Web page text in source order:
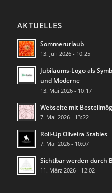
AKTUELLES
Sommerurlaub
13. Juli 2026 - 10:25
Jubiläums-Logo als
und Moderne
13. Mai 2026 - 10:17
Webseite mit
7. Mai 2026 - 13:22
Roll-Up Oliveira Stables
7. Mai 2026 - 10:07
Sichtbar werden durch
11. März 2026 - 12:02